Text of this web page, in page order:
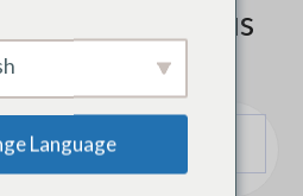
nous vous
?
Language